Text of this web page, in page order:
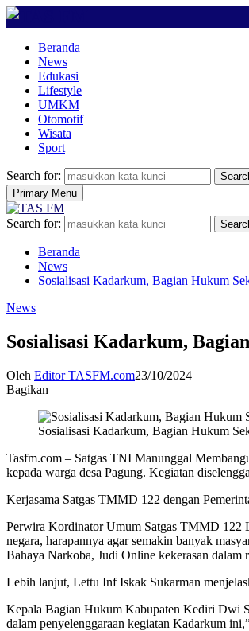
Beranda
News
Edukasi
Lifestyle
UMKM
Otomotif
Wisata
Sport
Search for:
Primary Menu
Search for:
Beranda
News
Sosialisasi Kadarkum, Bagian Hukum
News
Sosialisasi Kadarkum,
Oleh Editor TASFM.com23/10/2024
Bagikan
Sosialisasi Kadarkum, Bagian Hukum
Tasfm.com – Satgas TNI Manunggal
kepada warga desa Pagung. Kegiatan
Kerjasama Satgas TMMD 122 dengan
Perwira Kordinator Umum Satgas TMMD 122
negara, harapannya agar semakin banyak
Bahaya Narkoba, Judi Online kekerasan dalam
Lebih lanjut, Lettu Inf Iskak Sukarman
Kepala Bagian Hukum Kabupaten Kediri Dwi
dalam penyelenggaraan kegiatan Kadarkum